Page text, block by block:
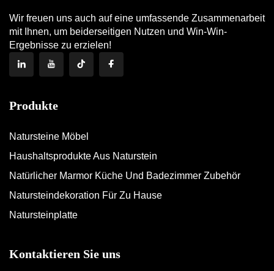
Wir freuen uns auch auf eine umfassende Zusammenarbeit
mit Ihnen, um beiderseitigen Nutzen und Win-Win-
Ergebnisse zu erzielen!
Produkte
Natursteine Möbel
Haushaltsprodukte Aus Naturstein
Natürlicher Marmor Küche Und Badezimmer Zubehör
Natursteindekoration Für Zu Hause
Natursteinplatte
Kontaktieren Sie uns